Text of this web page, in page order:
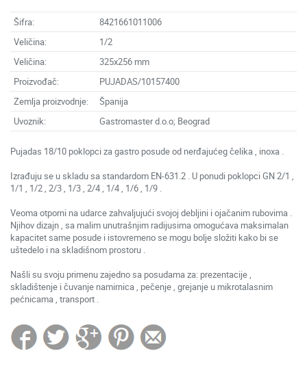
Šifra:
8421661011006
Veličina:
1/2
Veličina:
325x256 mm
Proizvođač:
PUJADAS/10157400
Zemlja proizvodnje:
Španija
Uvoznik:
Gastromaster d.o.o; Beograd
Pujadas 18/10 poklopci za gastro posude od nerđajućeg čelika , inoxa .
Izrađuju se u skladu sa standardom EN-631.2 . U ponudi poklopci GN 2/1 ,
1/1 , 1/2 , 2/3 , 1/3 , 2/4 , 1/4 , 1/6 , 1/9 .
Veoma otporni na udarce zahvaljujući svojoj debljini i ojačanim rubovima .
Njihov dizajn , sa malim unutrašnjim radijusima omogućava maksimalan
kapacitet same posude i istovremeno se mogu bolje složiti kako bi se
uštedelo i na skladišnom prostoru .
Našli su svoju primenu zajedno sa posudama za: prezentacije ,
skladištenje i čuvanje namirnica , pečenje , grejanje u mikrotalasnim
pećnicama , transport .